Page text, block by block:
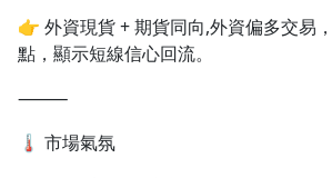
👉 外資現貨 + 期貨同向,外資偏多交易
點，顯示短線信心回流。
⸻
🌡️ 市場氣氛